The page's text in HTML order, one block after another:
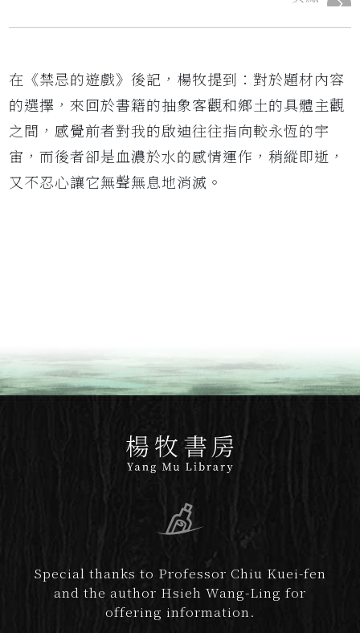
在《禁忌的遊戲》後記，楊牧提到：對於題材內容
的選擇，來回於書籍的抽象客觀和鄉土的具體主觀
之間，感覺前者對我的啟迪往往指向較永恆的宇
宙，而後者卻是血濃於水的感情運作，稍縱即逝，
又不忍心讓它無聲無息地消滅。
Special thanks to Professor Chiu Kuei-fen
and the author Hsieh Wang-Ling for
offering information.